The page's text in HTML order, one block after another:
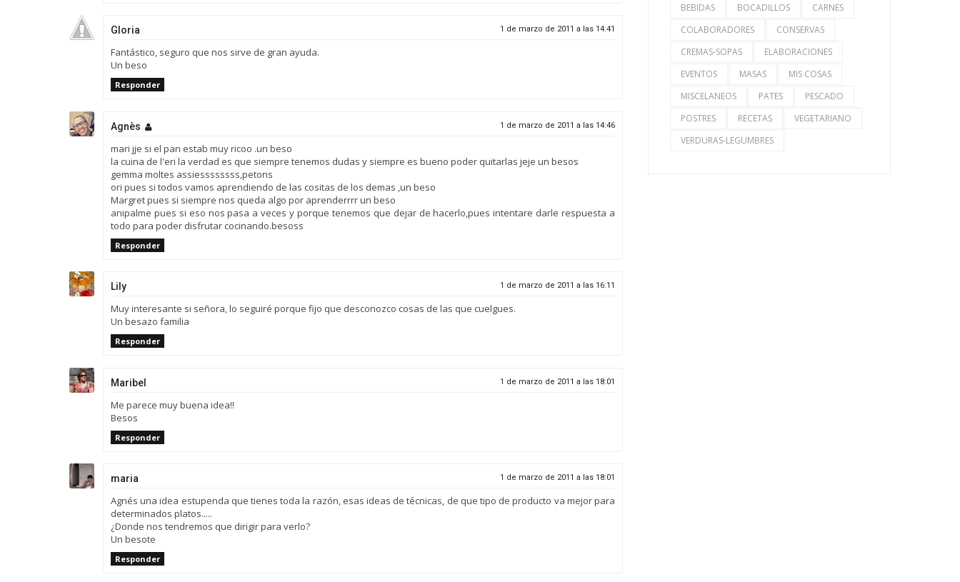
Gloria 1 de marzo de 2011 a las 14:41
Fantástico, seguro que nos sirve de gran ayuda.
Un beso
Responder
Agnès 1 de marzo de 2011 a las 14:46
mari jje si el pan estab muy ricoo .un beso
la cuina de l'eri la verdad es que siempre tenemos dudas y siempre es bueno poder quitarlas jeje un besos
gemma moltes assiessssssss,petons
ori pues si todos vamos aprendiendo de las cositas de los demas ,un beso
Margret pues si siempre nos queda algo por aprenderrrr un beso
anipalme pues si eso nos pasa a veces y porque tenemos que dejar de hacerlo,pues intentare darle respuesta a
todo para poder disfrutar cocinando.besoss
Responder
Lily 1 de marzo de 2011 a las 16:11
Muy interesante si señora, lo seguiré porque fijo que desconozco cosas de las que cuelgues.
Un besazo familia
Responder
Maribel 1 de marzo de 2011 a las 18:01
Me parece muy buena idea!!
Besos
Responder
maria 1 de marzo de 2011 a las 18:01
Agnés una idea estupenda que tienes toda la razón, esas ideas de técnicas, de que tipo de producto va mejor para
determinados platos.....
¿Donde nos tendremos que dirigir para verlo?
Un besote
Responder
BEBIDAS
BOCADILLOS
CARNES
COLABORADORES
CONSERVAS
CREMAS-SOPAS
ELABORACIONES
EVENTOS
MASAS
MIS COSAS
MISCELANEOS
PATES
PESCADO
POSTRES
RECETAS
VEGETARIANO
VERDURAS-LEGUMBRES